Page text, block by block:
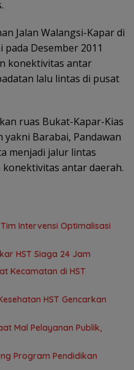
Jalan Walangsi-Kapar di
Desember 2011
konektivitas antar
lalu lintas di pusat
ruas Bukat-Kapar-Kias
Barabai, Pandawan
menjadi jalur lintas
antar daerah.
Intervensi Optimalisasi
HST Siaga 24 Jam
Kecamatan di HST
HST Gencarkan
Mal Pelayanan Publik,
Program Pendidikan